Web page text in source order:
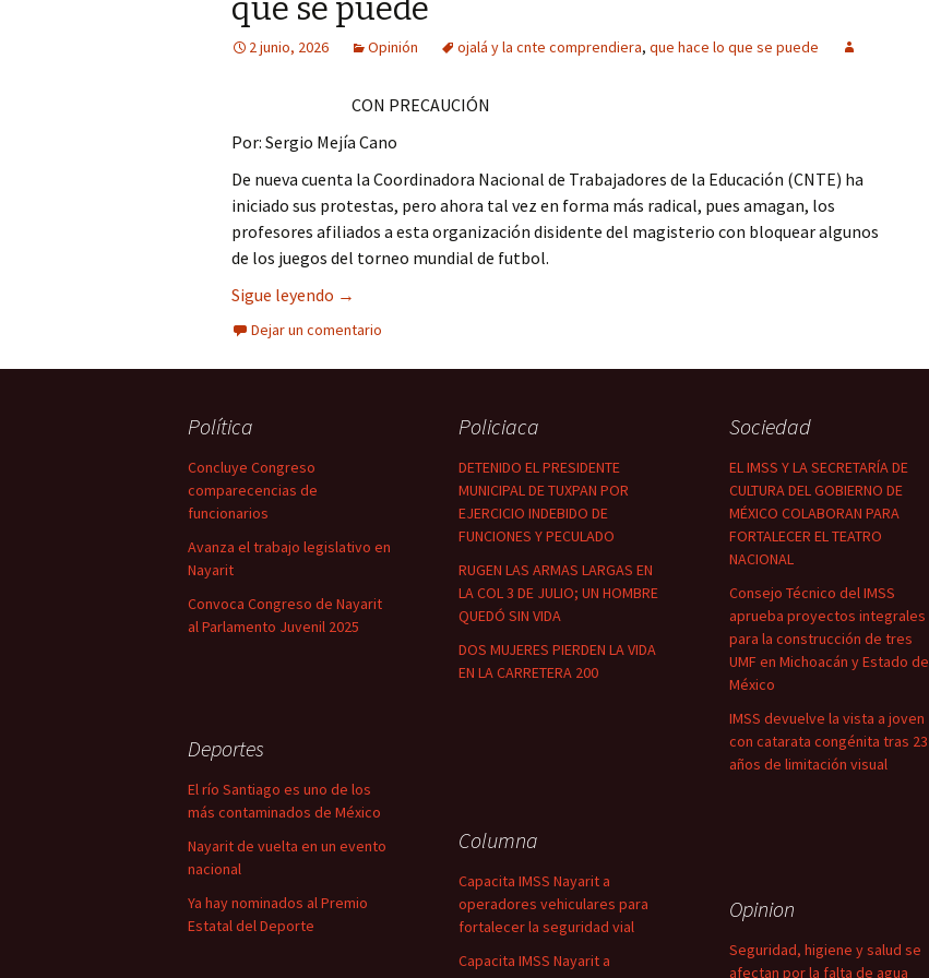
Columna
que se puede
2 junio, 2026 Opinión ojalá y la cnte comprendiera, que hace lo que se puede
CON PRECAUCIÓN
Por: Sergio Mejía Cano
De nueva cuenta la Coordinadora Nacional de Trabajadores de la Educación (CNTE) ha
iniciado sus protestas, pero ahora tal vez en forma más radical, pues amagan, los
profesores afiliados a esta organización disidente del magisterio con bloquear algunos
de los juegos del torneo mundial de futbol.
Sigue leyendo Ojalá y la CNTE comprendiera que hace lo que se puede
→
Dejar un comentario
Política
Concluye Congreso
comparecencias de
funcionarios
Avanza el trabajo legislativo en
Nayarit
Convoca Congreso de Nayarit
al Parlamento Juvenil 2025
Policiaca
DETENIDO EL PRESIDENTE
MUNICIPAL DE TUXPAN POR
EJERCICIO INDEBIDO DE
FUNCIONES Y PECULADO
RUGEN LAS ARMAS LARGAS EN
LA COL 3 DE JULIO; UN HOMBRE
QUEDÓ SIN VIDA
DOS MUJERES PIERDEN LA VIDA
EN LA CARRETERA 200
Sociedad
EL IMSS Y LA SECRETARÍA DE
CULTURA DEL GOBIERNO DE
MÉXICO COLABORAN PARA
FORTALECER EL TEATRO
NACIONAL
Consejo Técnico del IMSS
aprueba proyectos integrales
para la construcción de tres
UMF en Michoacán y Estado de
México
IMSS devuelve la vista a joven
con catarata congénita tras 23
años de limitación visual
Deportes
El río Santiago es uno de los
más contaminados de México
Nayarit de vuelta en un evento
nacional
Ya hay nominados al Premio
Estatal del Deporte
Columna
Capacita IMSS Nayarit a
operadores vehiculares para
fortalecer la seguridad vial
Capacita IMSS Nayarit a
Opinion
Seguridad, higiene y salud se
afectan por la falta de agua